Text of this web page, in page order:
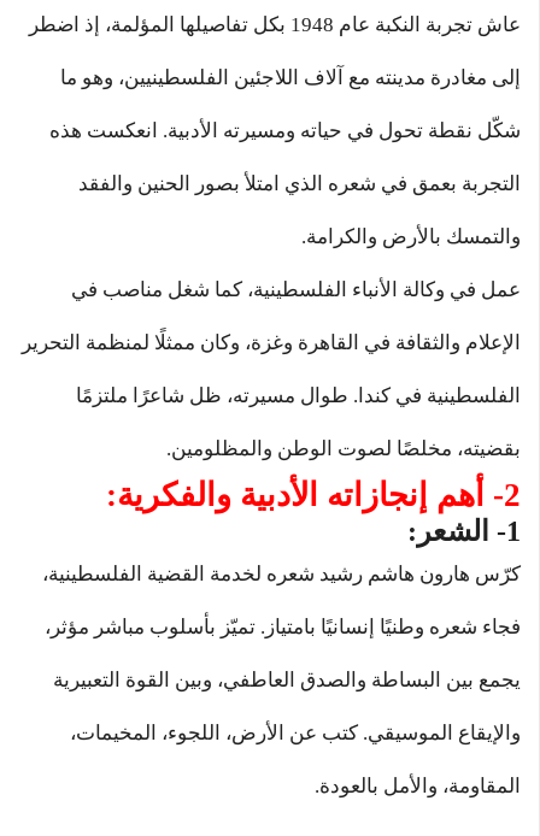
عاش تجربة النكبة عام 1948 بكل تفاصيلها المؤلمة، إذ اضطر
إلى مغادرة مدينته مع آلاف اللاجئين الفلسطينيين، وهو ما
شكّل نقطة تحول في حياته ومسيرته الأدبية. انعكست هذه
التجربة بعمق في شعره الذي امتلأ بصور الحنين والفقد
والتمسك بالأرض والكرامة.
عمل في وكالة الأنباء الفلسطينية، كما شغل مناصب في
الإعلام والثقافة في القاهرة وغزة، وكان ممثلًا لمنظمة التحرير
الفلسطينية في كندا. طوال مسيرته، ظل شاعرًا ملتزمًا
بقضيته، مخلصًا لصوت الوطن والمظلومين.
2- أهم إنجازاته الأدبية والفكرية:
1- الشعر:
كرّس هارون هاشم رشيد شعره لخدمة القضية الفلسطينية،
فجاء شعره وطنيًا إنسانيًا بامتياز. تميّز بأسلوب مباشر مؤثر،
يجمع بين البساطة والصدق العاطفي، وبين القوة التعبيرية
والإيقاع الموسيقي. كتب عن الأرض، اللجوء، المخيمات،
المقاومة، والأمل بالعودة.